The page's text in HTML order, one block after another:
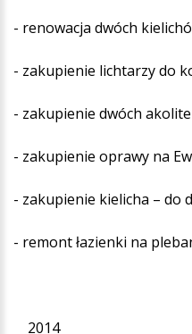
- renowacja dwóch
- zakupienie lichtarzy do
- zakupienie dwóch
- zakupienie oprawy na
- zakupienie kielicha – do
- remont łazienki na
2014